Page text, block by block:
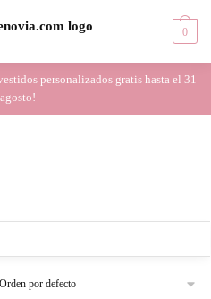
0
personalizados gratis hasta el 31